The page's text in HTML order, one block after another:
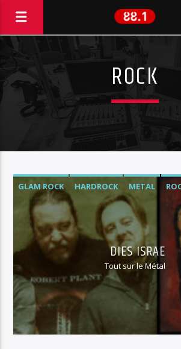
EN CE MOMENT
SOFT VIOLET
ROCK
GLAM ROCK HARDROCK METAL
DIES ISRAE
Tout sur le Métal